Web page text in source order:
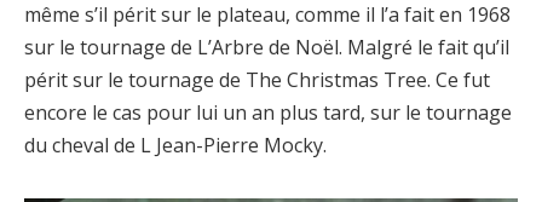
même s’il périt sur le plateau, comme il l’a fait en 1968
sur le tournage de L’Arbre de Noël. Malgré le fait qu’il
périt sur le tournage de The Christmas Tree. Ce fut
encore le cas pour lui un an plus tard, sur le tournage
du cheval de L Jean-Pierre Mocky.